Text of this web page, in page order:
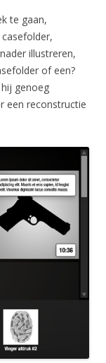
te gaan,
illustreren,
of een?
genoeg
een reconstructie